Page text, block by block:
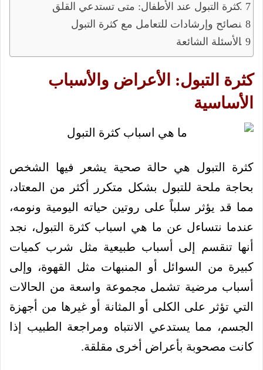
كثرة التبول عند الأطفال: متى تستدعي القلق
نصائح وإرشادات للتعامل مع كثرة التبول
الأسئلة الشائعة
كثرة التبول: الأعراض والأسباب
الأساسية
كثرة التبول هي حالة صحية يشعر فيها الشخص
بحاجة ملحة للتبول بشكل متكرر أكثر من المعتاد،
مما قد يؤثر سلباً على روتين حياته اليومية ونومه،
عندما نتساءل عن ما هي اسباب كثرة التبول، نجد
أنها تنقسم إلى أسباب طبيعية مثل شرب كميات
كبيرة من السوائل أو المنبهات مثل القهوة، وإلى
أسباب مرضية تشمل مجموعة واسعة من الحالات
التي تؤثر على الكلى أو المثانة أو غيرها من أجهزة
الجسم، مما يستدعي الانتباه ومراجعة الطبيب إذا
كانت مصحوبة بأعراض أخرى مقلقة.